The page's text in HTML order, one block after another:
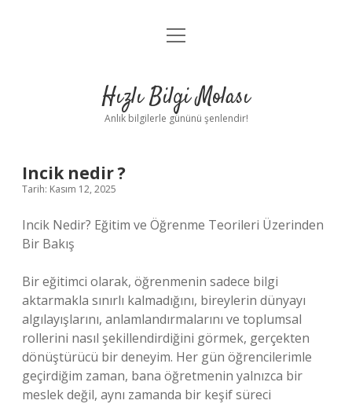
Anasayfa
Yasal Uyarı
menüyü
Hızlı Bilgi Molası
Anlık bilgilerle gününü şenlendir!
Incik nedir ?
Tarih: Kasım 12, 2025
Incik Nedir? Eğitim ve Öğrenme Teorileri Üzerinden
Bir Bakış
Bir eğitimci olarak, öğrenmenin sadece bilgi
aktarmakla sınırlı kalmadığını, bireylerin dünyayı
algılayışlarını, anlamlandırmalarını ve toplumsal
rollerini nasıl şekillendirdiğini görmek, gerçekten
dönüştürücü bir deneyim. Her gün öğrencilerimle
geçirdiğim zaman, bana öğretmenin yalnızca bir
meslek değil, aynı zamanda bir keşif süreci